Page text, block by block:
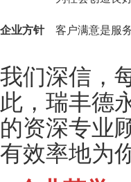
企业方针 客户满意是服
我们深信，
此，瑞丰德
的资深专业
有效率地为